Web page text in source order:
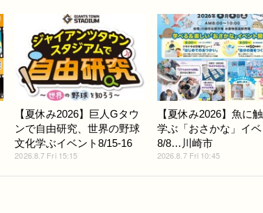
【夏休み2026】巨人Gタウ
ンで自由研究、世界の野球
文化学ぶイベント8/15-16
2026.8.7 Fri 15:15
【夏休み2026】魚に
学ぶ「おさかな」イベ
8/8…川崎市
2026.8.7 Fri 10:45